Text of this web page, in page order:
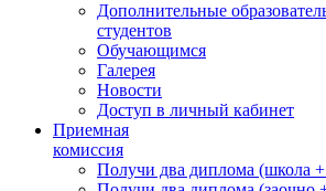
Дополнительные
студентов
Обучающимся
Галерея
Новости
Доступ в личный кабинет
Приемная
комиссия
Получи два диплома (школа +